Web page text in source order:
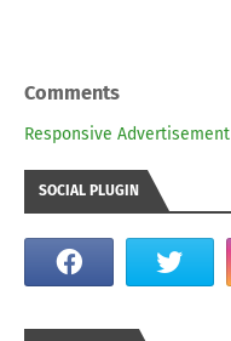
Comments
Responsive Advertisement
SOCIAL PLUGIN